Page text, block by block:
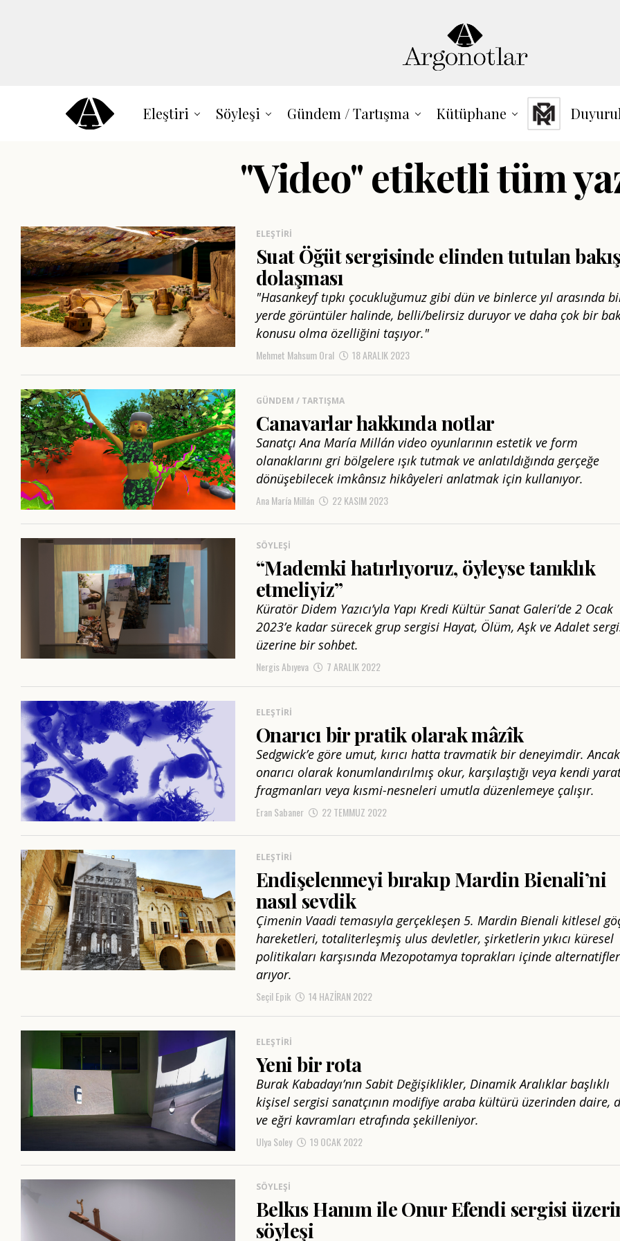
Eleştiri Söyleşi Gündem / Tartışma Kütüphane
"Video" etiketli tüm
ELEŞTIRI
Suat Öğüt sergisinde elinden tutulan
dolaşması
"Hasankeyf tıpkı çocukluğumuz gibi dün ve binlerce yıl arasında
yerde görüntüler halinde, belli/belirsiz duruyor ve daha çok bir
konusu olma özelliğini taşıyor."
Mehmet Mahsum Oral 18 ARALIK 2023
GÜNDEM / TARTIŞMA
Canavarlar hakkında notlar
Sanatçı Ana María Millán video oyunlarının estetik ve form
olanaklarını gri bölgelere ışık tutmak ve anlatıldığında gerçeğe
dönüşebilecek imkânsız hikâyeleri anlatmak için kullanıyor.
Ana María Millán 22 KASIM 2023
SÖYLEŞI
“Mademki hatırlıyoruz, öyleyse tanıklık
etmeliyiz”
Küratör Didem Yazıcı’yla Yapı Kredi Kültür Sanat Galeri’de 2 Ocak
2023’e kadar sürecek grup sergisi Hayat, Ölüm, Aşk ve Adalet
üzerine bir sohbet.
Nergis Abıyeva 7 ARALIK 2022
ELEŞTIRI
Onarıcı bir pratik olarak mâzîk
Sedgwick’e göre umut, kırıcı hatta travmatik bir deneyimdir. Ancak
onarıcı olarak konumlandırılmış okur, karşılaştığı veya kendi
fragmanları veya kısmi-nesneleri umutla düzenlemeye çalışır.
Eran Sabaner 22 TEMMUZ 2022
ELEŞTIRI
Endişelenmeyi bırakıp Mardin Bienali’ni
nasıl sevdik
Çimenin Vaadi temasıyla gerçekleşen 5. Mardin Bienali kitlesel
hareketleri, totaliterleşmiş ulus devletler, şirketlerin yıkıcı küresel
politikaları karşısında Mezopotamya toprakları içinde alternatifler
arıyor.
Seçil Epik 14 HAZIRAN 2022
ELEŞTIRI
Yeni bir rota
Burak Kabadayı’nın Sabit Değişiklikler, Dinamik Aralıklar başlıklı
kişisel sergisi sanatçının modifiye araba kültürü üzerinden daire,
ve eğri kavramları etrafında şekilleniyor.
Ulya Soley 19 OCAK 2022
SÖYLEŞI
Belkıs Hanım ile Onur Efendi sergisi
söyleşi